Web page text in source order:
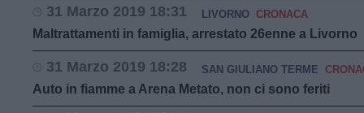
31 Marzo 2019 18:31 LIVORNO CRONACA
Maltrattamenti in famiglia, arrestato 26enne a Livorno
31 Marzo 2019 18:28 SAN GIULIANO TERME
Auto in fiamme a Arena Metato, non ci sono feriti